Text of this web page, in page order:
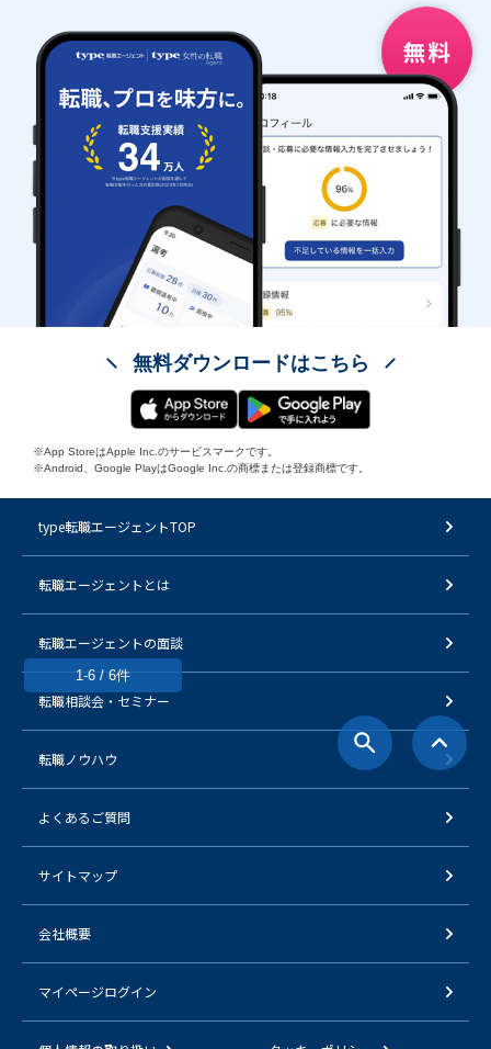
1-6 / 6件
無料ダウンロードはこちら
※App StoreはApple Inc.のサービスマークです。
※Android、Google PlayはGoogle Inc.の商標または登録商標です。
type転職エージェントTOP
転職エージェントとは
転職エージェントの面談
転職相談会・セミナー
転職ノウハウ
よくあるご質問
サイトマップ
会社概要
マイページログイン